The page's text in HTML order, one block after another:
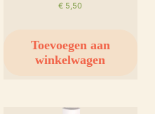
€ 5,50
Toevoegen aan
winkelwagen